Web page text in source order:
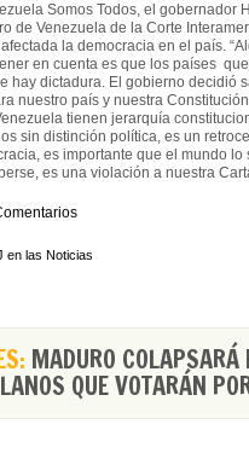
Somos Todos, el gobernador
de Venezuela de la Corte
la democracia en el país.
en cuenta es que los países
hay dictadura. El gobierno decidió
nuestro país y nuestra
tienen jerarquía
sin distinción política, es un
es importante que el mundo lo
es una violación a nuestra
en las Noticias
MADURO
QUE VOTARÁN